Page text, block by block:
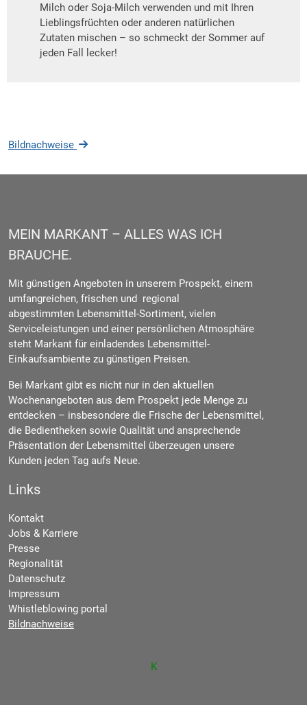
Milch oder Soja-Milch verwenden und mit Ihren
Lieblingsfrüchten oder anderen natürlichen
Zutaten mischen – so schmeckt der Sommer auf
jeden Fall lecker!
Bildnachweise
MEIN MARKANT – ALLES WAS ICH
BRAUCHE.
Mit günstigen Angeboten in unserem Prospekt, einem
umfangreichen, frischen und regional
abgestimmten Lebensmittel-Sortiment, vielen
Serviceleistungen und einer persönlichen Atmosphäre
steht Markant für einladendes Lebensmittel-
Einkaufsambiente zu günstigen Preisen.
Bei Markant gibt es nicht nur in den aktuellen
Wochenangeboten aus dem Prospekt jede Menge zu
entdecken – insbesondere die Frische der Lebensmittel,
die Bedientheken sowie Qualität und ansprechende
Präsentation der Lebensmittel überzeugen unsere
Kunden jeden Tag aufs Neue.
Links
Kontakt
Jobs & Karriere
Presse
Regionalität
Datenschutz
Impressum
Whistleblowing portal
Bildnachweise
K